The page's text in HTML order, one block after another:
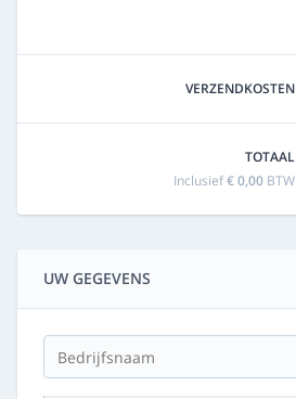
VERZENDKOSTEN
TOTAAL
Inclusief€ 0,00 BTW
UW GEGEVENS